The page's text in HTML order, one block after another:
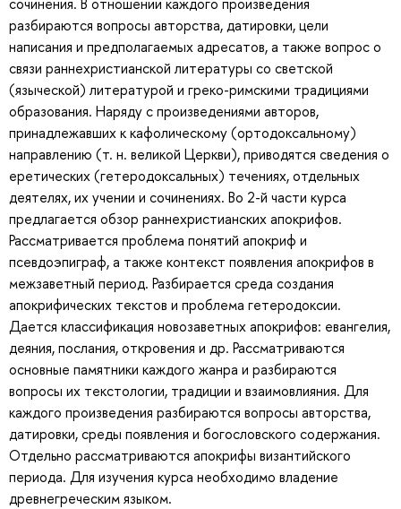
разбираются вопросы авторства, датировки, цели
написания и предполагаемых адресатов, а также вопрос о
связи раннехристианской литературы со светской
(языческой) литературой и греко-римскими традициями
образования. Наряду с произведениями авторов,
принадлежавших к кафолическому (ортодоксальному)
направлению (т. н. великой Церкви), приводятся сведения о
еретических (гетеродоксальных) течениях, отдельных
деятелях, их учении и сочинениях. Во 2-й части курса
предлагается обзор раннехристианских апокрифов.
Рассматривается проблема понятий апокриф и
псевдоэпиграф, а также контекст появления апокрифов в
межзаветный период. Разбирается среда создания
апокрифических текстов и проблема гетеродоксии.
Дается классификация новозаветных апокрифов: евангелия,
деяния, послания, откровения и др. Рассматриваются
основные памятники каждого жанра и разбираются
вопросы их текстологии, традиции и взаимовлияния. Для
каждого произведения разбираются вопросы авторства,
датировки, среды появления и богословского содержания.
Отдельно рассматриваются апокрифы византийского
периода. Для изучения курса необходимо владение
древнегреческим языком.